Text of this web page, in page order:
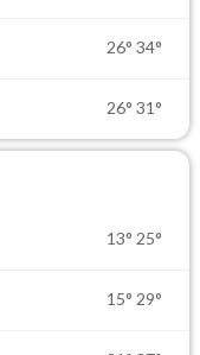
26° 34°
26° 31°
13° 25°
15° 29°